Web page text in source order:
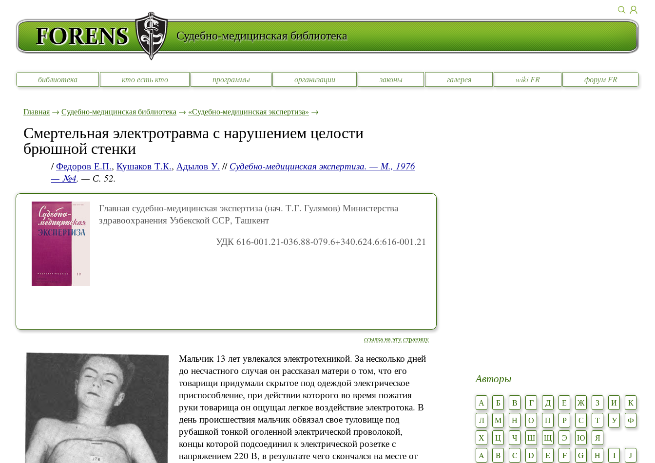
Судебно-медицинская библиотека
библиотека кто есть кто программы организации законы галерея wiki FR форум FR
Главная → Судебно-медицинская библиотека → «Судебно-медицинская экспертиза» →
Смертельная электротравма с нарушением целости
брюшной стенки
/Федоров Е.П., Кушаков Т.К., Адылов У. // Судебно-медицинская экспертиза. — М., 1976
— №4. — С. 52.
Главная судебно-медицинская экспертиза (нач. Т.Г. Гулямов) Министерства
здравоохранения Узбекской ССР, Ташкент
УДК 616-001.21-036.88-079.6+340.624.6:616-001.21
ссылка на эту страницу
Мальчик 13 лет увлекался электротехникой. За несколько дней
до несчастного случая он рассказал матери о том, что его
товарищи придумали скрытое под одеждой электрическое
приспособление, при действии которого во время пожатия
руки товарища он ощущал легкое воздействие электротока. В
день происшествия мальчик обвязал свое туловище под
рубашкой тонкой оголенной электрической проволокой,
концы которой подсоединил к электрической розетке с
напряжением 220 В, в результате чего скончался на месте от
Авторы
А Б В Г Д Е Ж З И
К
Л
М Н О П Р С Т У
Ф
Х
Ц Ч Ш Щ Э Ю
Я
A
B C D E F G H I
J